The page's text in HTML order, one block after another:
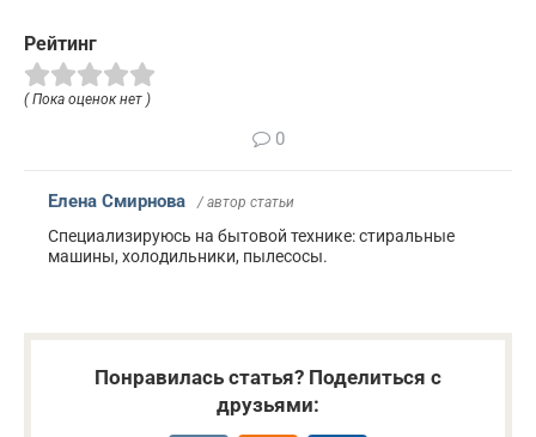
Рейтинг
( Пока оценок нет )
0
Елена Смирнова / автор статьи
Специализируюсь на бытовой технике: стиральные
машины, холодильники, пылесосы.
Понравилась статья? Поделиться с
друзьями: